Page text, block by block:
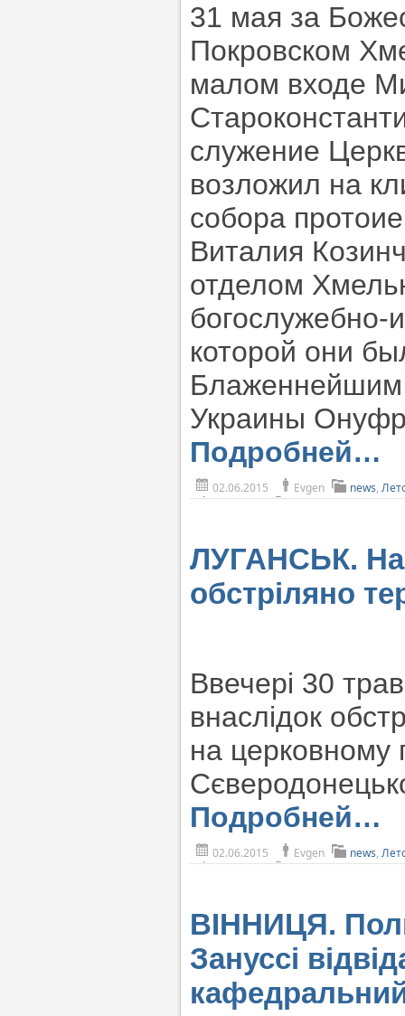
31 мая за
Покровском
малом входе
служение
возложил на
собора
Виталия
отделом
богослужебно-
которой они
Блаженнейшим
Украины
Подробней…
02.06.2015 Evgen news,
ЛУГАНСЬК.
обстріляно
Ввечері 30
внаслідок
на церковному
Подробней…
02.06.2015 Evgen news,
ВІННИЦЯ.
Зануссі